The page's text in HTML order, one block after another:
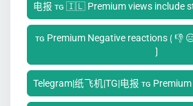
电报 ᴛɢ 🇮🇱 Premium views include
ᴛɢ Premium Negative reactions ⟮ 👎
⟯
Telegram|纸飞机|TG|电报 ᴛɢ